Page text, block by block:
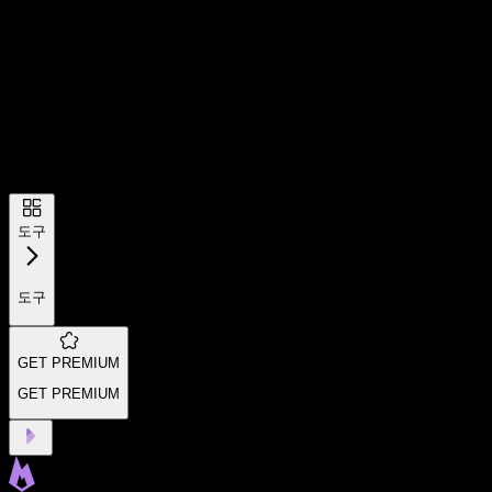
도구
도구
GET PREMIUM
GET PREMIUM